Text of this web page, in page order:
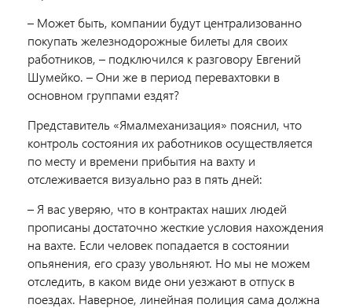
– Может быть, компании будут централизованно
покупать железнодорожные билеты для своих
работников, – подключился к разговору Евгений
Шумейко. – Они же в период перевахтовки в
основном группами ездят?
Представитель «Ямалмеханизация» пояснил, что
контроль состояния их работников осуществляется
по месту и времени прибытия на вахту и
отслеживается визуально раз в пять дней:
– Я вас уверяю, что в контрактах наших людей
прописаны достаточно жесткие условия нахождения
на вахте. Если человек попадается в состоянии
опьянения, его сразу увольняют. Но мы не можем
отследить, в каком виде они уезжают в отпуск в
поездах. Наверное, линейная полиция сама должна